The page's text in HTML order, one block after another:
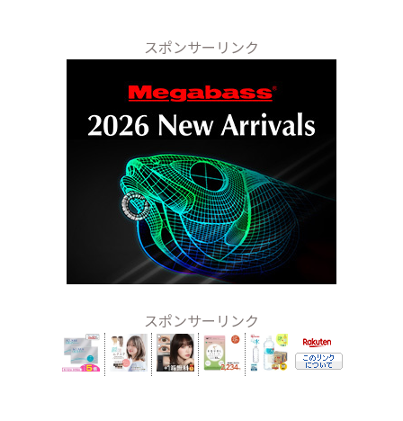
スポンサーリンク
スポンサーリンク